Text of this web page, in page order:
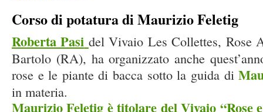
Corso di potatura di Maurizio Feletig
Roberta Pasi del Vivaio Les Collettes, Rose
Bartolo (RA), ha organizzato anche
rose e le piante di bacca sotto la guida di
in materia.
Maurizio Feletig è titolare del Vivaio “Rose